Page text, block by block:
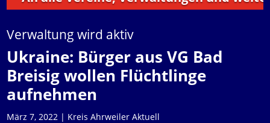
Verwaltung wird aktiv
Ukraine: Bürger aus VG Bad
Breisig wollen Flüchtlinge
aufnehmen
März 7, 2022 | Kreis Ahrweiler Aktuell